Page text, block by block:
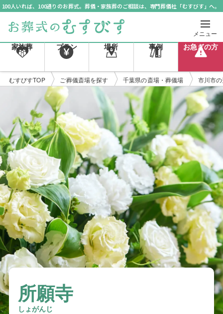
100人いれば、100通りのお葬式。葬儀・家族葬のご相談は、専門葬儀社「むすびす」へ。
メニュー
家族葬 プラン 場所 事例 お急ぎの方
むすびすTOP ご葬儀斎場を探す 千葉県の斎場・葬儀場 市川市
所願寺
しょがんじ